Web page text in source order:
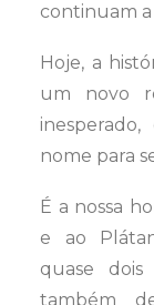
continuam a
Hoje, a
um novo
nome para
É a nossa
e ao
quase
também